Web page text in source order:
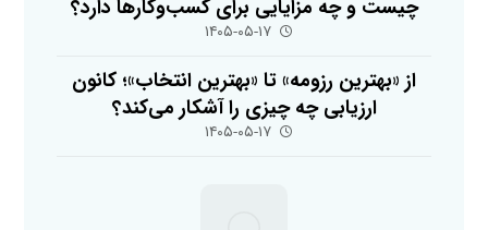
چیست و چه مزایایی برای کسب‌وکارها دارد؟
۱۴۰۵-۰۵-۱۷
از «بهترین رزومه» تا «بهترین انتخاب»؛ کانون
ارزیابی چه چیزی را آشکار می‌کند؟
۱۴۰۵-۰۵-۱۷